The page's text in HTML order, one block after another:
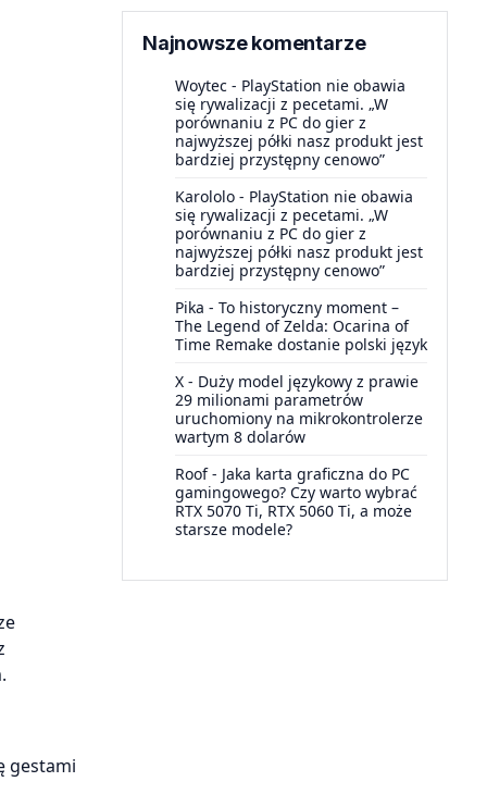
gestami
Najnowsze komentarze
Woytec - PlayStation nie obawia
się rywalizacji z pecetami. „W
porównaniu z PC do gier z
najwyższej półki nasz produkt jest
bardziej przystępny cenowo”
Karololo - PlayStation nie obawia
się rywalizacji z pecetami. „W
porównaniu z PC do gier z
najwyższej półki nasz produkt jest
bardziej przystępny cenowo”
Pika - To historyczny moment –
The Legend of Zelda: Ocarina of
Time Remake dostanie polski język
X - Duży model językowy z prawie
29 milionami parametrów
uruchomiony na mikrokontrolerze
wartym 8 dolarów
Roof- Jaka karta graficzna do PC
gamingowego? Czy warto wybrać
RTX 5070 Ti, RTX 5060 Ti, a może
starsze modele?